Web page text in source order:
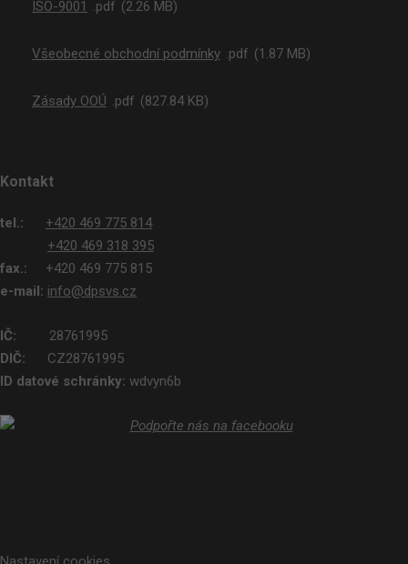
ISO-9001 pdf 2.26 MB
Všeobecné obchodní podmínky pdf 1.87 MB
Zásady OOÚ pdf 827.84 KB
Kontakt
tel.: +420 469 775 814
+420 469 318 395
fax.: +420 469 775 815
e-mail: info@dpsvs.cz
IČ: 28761995
DIČ: CZ28761995
ID datové schránky: wdvyn6b